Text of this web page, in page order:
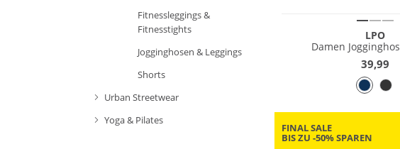
Fitnessleggings &
Fitnesstights
Jogginghosen & Leggings
Shorts
Urban Streetwear
Yoga & Pilates
LPO
Damen
39,99
FINAL SALE
BIS ZU -50% SPAREN